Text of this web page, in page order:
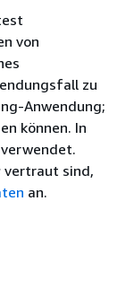
von
zu
Anwendung;
können. In
verwendet.
vertraut sind,
an.